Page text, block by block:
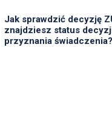
Jak sprawdzić decyzję
znajdziesz status
przyznania świadczenia?